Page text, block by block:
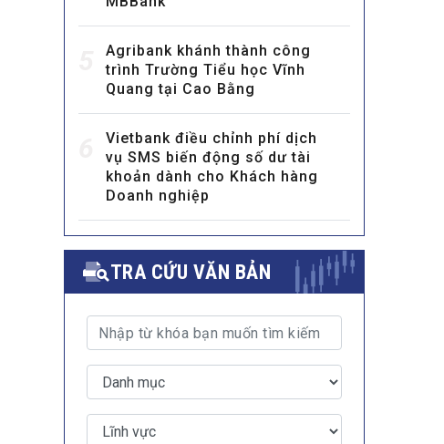
E-magazines
Photos
Agribank khánh thành công
trình Trường Tiểu học Vĩnh
Quang tại Cao Bằng
Vietbank điều chỉnh phí dịch
vụ SMS biến động số dư tài
khoản dành cho Khách hàng
Doanh nghiệp
TRA CỨU VĂN BẢN